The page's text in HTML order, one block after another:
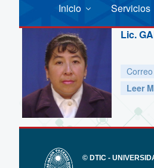
Inicio Servicios
Lic.
Leer
© DTIC -